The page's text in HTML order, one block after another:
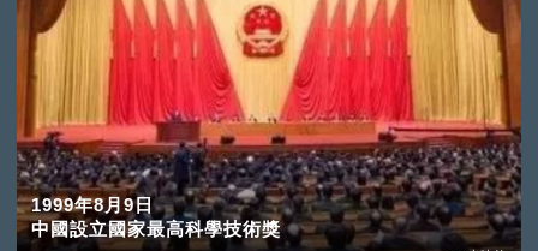
1999年8月9日
中國設立國家最高科學技術獎